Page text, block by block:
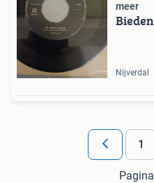
meer
Bieden
Nijverdal
1